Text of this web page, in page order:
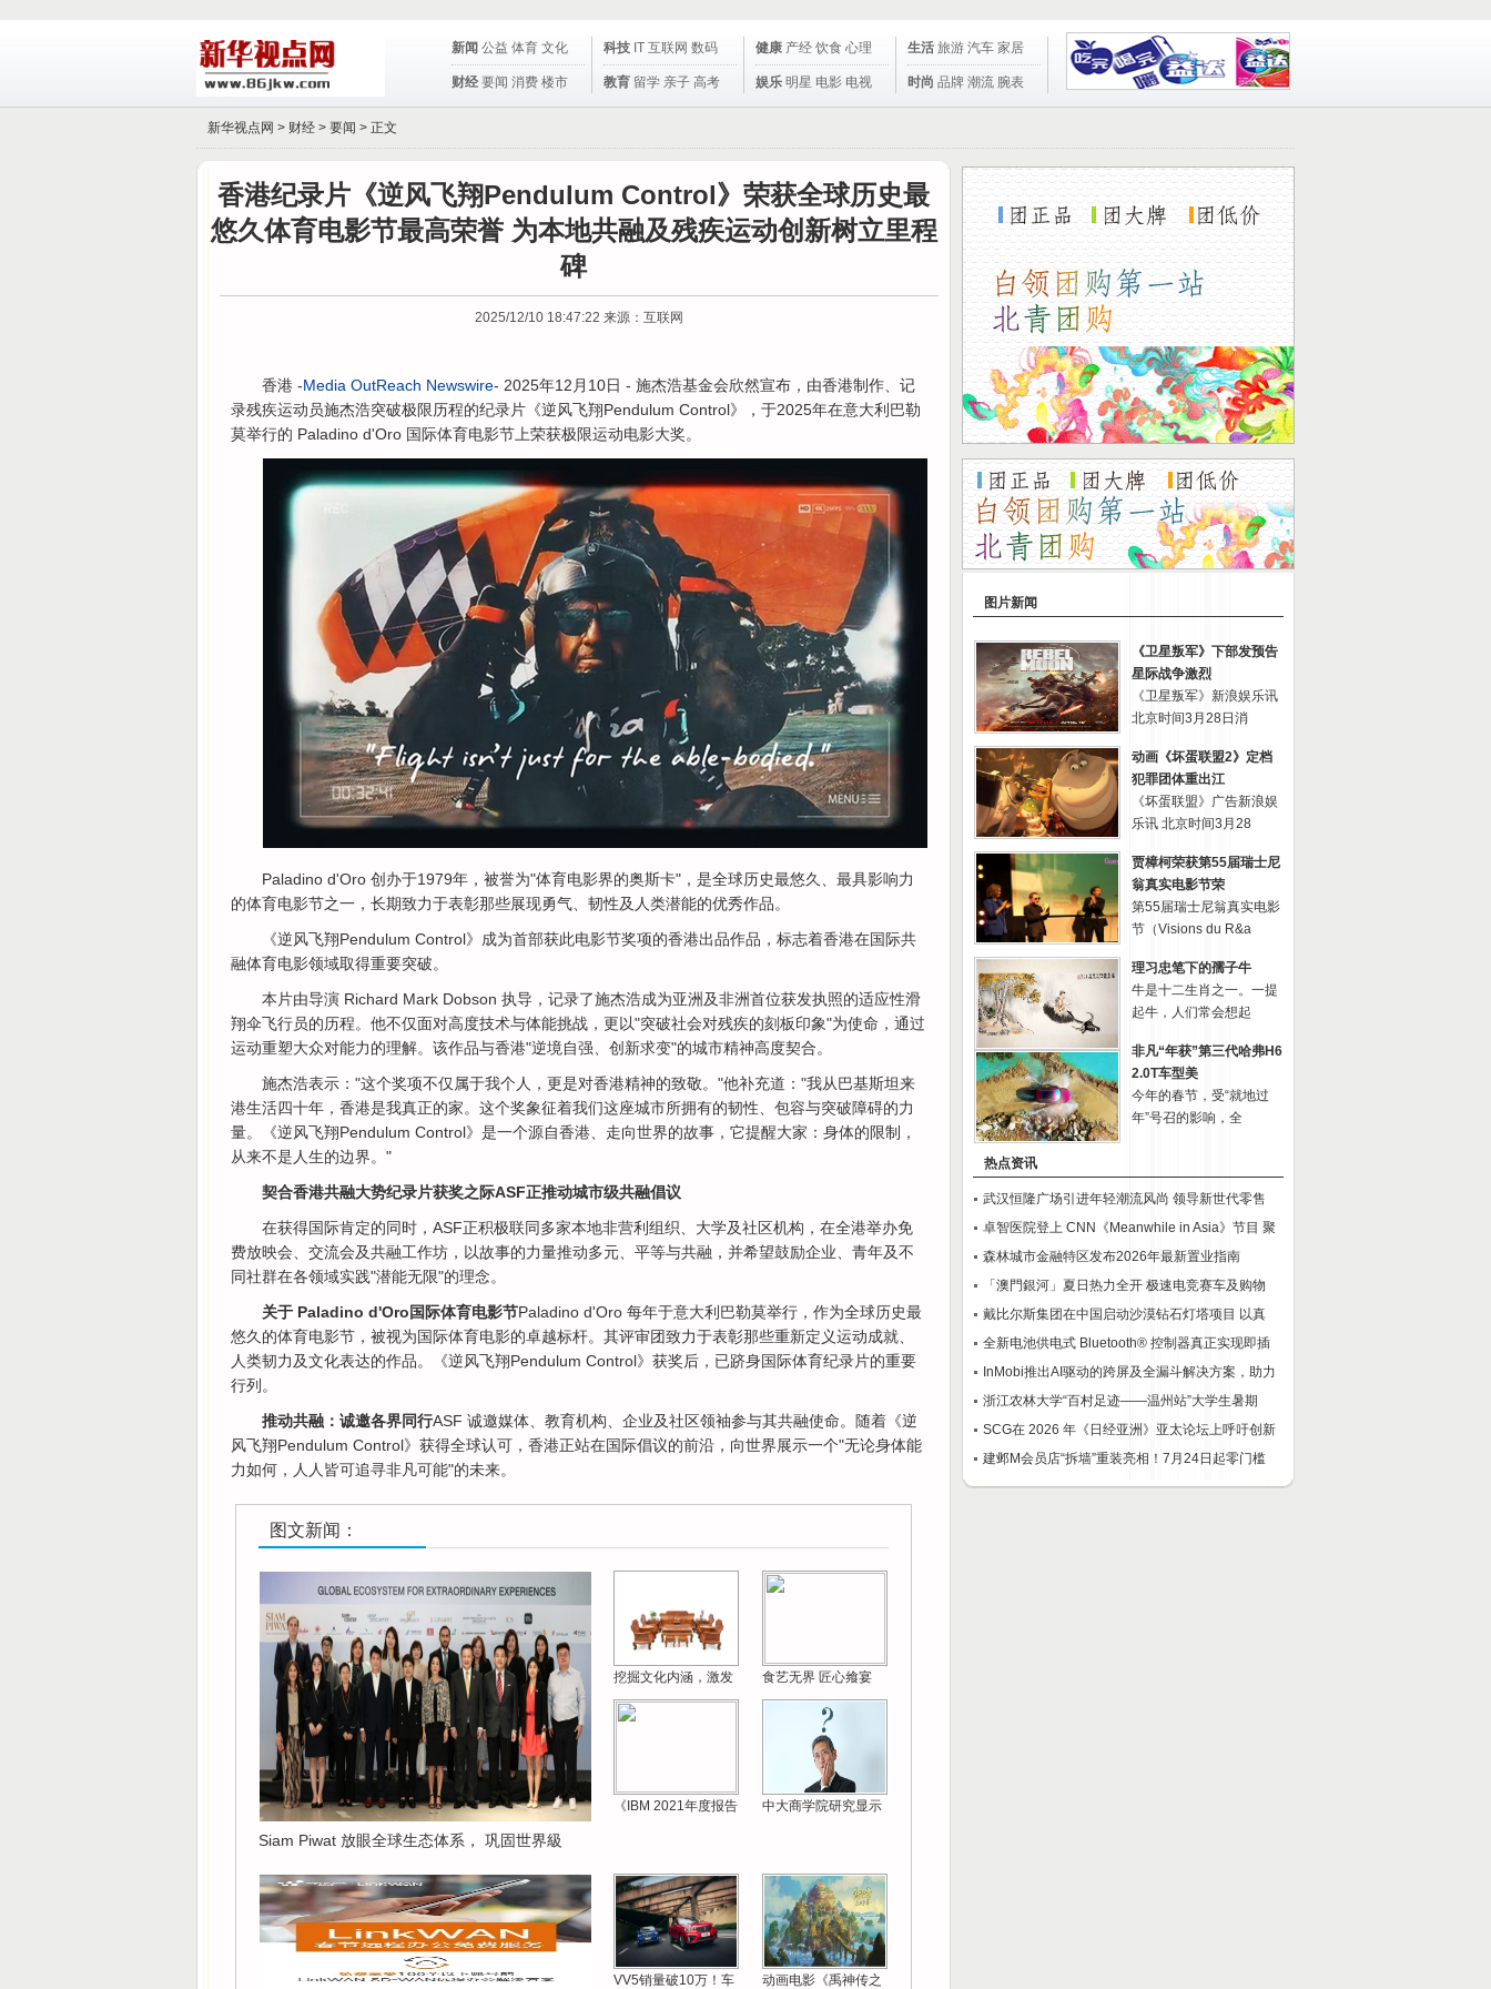
新闻 公益 体育 文化
财经 要闻 消费 楼市
科技 IT 互联网 数码
教育 留学 亲子 高考
健康 产经 饮食 心理
娱乐 明星 电影 电视
生活 旅游 汽车 家居
时尚 品牌 潮流 腕表
新华视点网 > 财经 > 要闻 > 正文
香港纪录片《逆风飞翔Pendulum Control》荣获全球历史最
悠久体育电影节最高荣誉 为本地共融及残疾运动创新树立里程
碑
2025/12/10 18:47:22 来源：互联网
香港 -Media OutReach Newswire- 2025年12月10日 - 施杰浩基金会欣然宣布，由香港制作、记
录残疾运动员施杰浩突破极限历程的纪录片《逆风飞翔Pendulum Control》，于2025年在意大利巴勒
莫举行的 Paladino d'Oro 国际体育电影节上荣获极限运动电影大奖。
Paladino d'Oro 创办于1979年，被誉为"体育电影界的奥斯卡"，是全球历史最悠久、最具影响力
的体育电影节之一，长期致力于表彰那些展现勇气、韧性及人类潜能的优秀作品。
《逆风飞翔Pendulum Control》成为首部获此电影节奖项的香港出品作品，标志着香港在国际共
融体育电影领域取得重要突破。
本片由导演 Richard Mark Dobson 执导，记录了施杰浩成为亚洲及非洲首位获发执照的适应性滑
翔伞飞行员的历程。他不仅面对高度技术与体能挑战，更以"突破社会对残疾的刻板印象"为使命，通过
运动重塑大众对能力的理解。该作品与香港"逆境自强、创新求变"的城市精神高度契合。
施杰浩表示："这个奖项不仅属于我个人，更是对香港精神的致敬。"他补充道："我从巴基斯坦来
港生活四十年，香港是我真正的家。这个奖象征着我们这座城市所拥有的韧性、包容与突破障碍的力
量。《逆风飞翔Pendulum Control》是一个源自香港、走向世界的故事，它提醒大家：身体的限制，
从来不是人生的边界。"
契合香港共融大势纪录片获奖之际ASF正推动城市级共融倡议
在获得国际肯定的同时，ASF正积极联同多家本地非营利组织、大学及社区机构，在全港举办免
费放映会、交流会及共融工作坊，以故事的力量推动多元、平等与共融，并希望鼓励企业、青年及不
同社群在各领域实践"潜能无限"的理念。
关于 Paladino d'Oro国际体育电影节Paladino d'Oro 每年于意大利巴勒莫举行，作为全球历史最
悠久的体育电影节，被视为国际体育电影的卓越标杆。其评审团致力于表彰那些重新定义运动成就、
人类韧力及文化表达的作品。《逆风飞翔Pendulum Control》获奖后，已跻身国际体育纪录片的重要
行列。
推动共融：诚邀各界同行ASF 诚邀媒体、教育机构、企业及社区领袖参与其共融使命。随着《逆
风飞翔Pendulum Control》获得全球认可，香港正站在国际倡议的前沿，向世界展示一个"无论身体能
力如何，人人皆可追寻非凡可能"的未来。
图文新闻：
Siam Piwat 放眼全球生态体系， 巩固世界級
挖掘文化内涵，激发 食艺无界 匠心飨宴
《IBM 2021年度报告 中大商学院研究显示
VV5销量破10万！车 动画电影《禹神传之
图片新闻
《卫星叛军》下部发预告
星际战争激烈
《卫星叛军》新浪娱乐讯
北京时间3月28日消
动画《坏蛋联盟2》定档
犯罪团体重出江
《坏蛋联盟》广告新浪娱
乐讯 北京时间3月28
贾樟柯荣获第55届瑞士尼
翁真实电影节荣
第55届瑞士尼翁真实电影
节（Visions du R&a
理习忠笔下的孺子牛
牛是十二生肖之一。一提
起牛，人们常会想起
非凡“年获”第三代哈弗H6
2.0T车型美
今年的春节，受“就地过
年”号召的影响，全
热点资讯
武汉恒隆广场引进年轻潮流风尚 领导新世代零售
卓智医院登上 CNN《Meanwhile in Asia》节目 聚
森林城市金融特区发布2026年最新置业指南
「澳門銀河」夏日热力全开 极速电竞赛车及购物
戴比尔斯集团在中国启动沙漠钻石灯塔项目 以真
全新电池供电式 Bluetooth® 控制器真正实现即插
InMobi推出AI驱动的跨屏及全漏斗解决方案，助力
浙江农林大学“百村足迹——温州站”大学生暑期
SCG在 2026 年《日经亚洲》亚太论坛上呼吁创新
建邺M会员店“拆墙”重装亮相！7月24日起零门槛